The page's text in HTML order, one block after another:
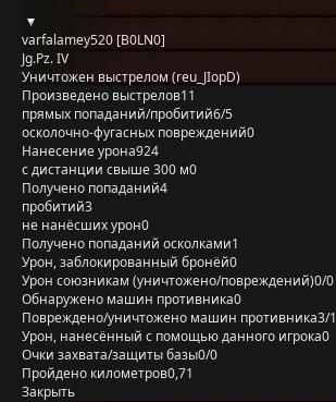
varfalamey520 [B0LN0]
Jg.Pz. IV
Уничтожен выстрелом (reu_JIopD)
Произведено выстрелов11
прямых попаданий/пробитий6/5
осколочно-фугасных повреждений0
Нанесение урона924
с дистанции свыше 300 м0
Получено попаданий4
пробитий3
не нанёсших урон0
Получено попаданий осколками1
Урон, заблокированный бронёй0
Урон союзникам (уничтожено/повреждений)0/0
Обнаружено машин противника0
Повреждено/уничтожено машин противника3/1
Урон, нанесённый с помощью данного игрока0
Очки захвата/защиты базы0/0
Пройдено километров0,71
Закрыть